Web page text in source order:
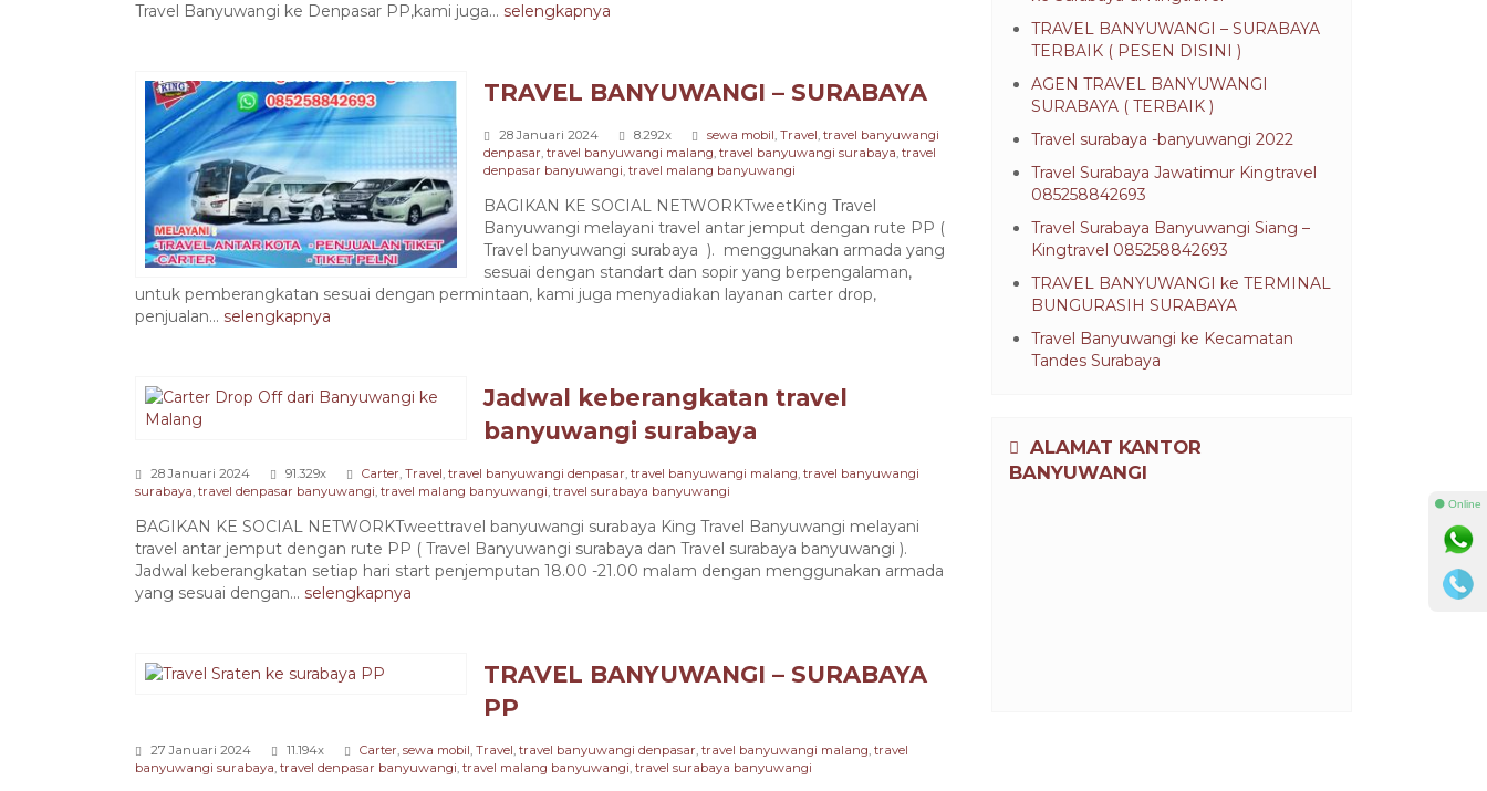
Travel Banyuwangi ke Denpasar PP,kami juga... selengkapnya
TRAVEL BANYUWANGI – SURABAYA
28 Januari 2024 8.292x sewa mobil, Travel, travel banyuwangi
denpasar, travel banyuwangi malang, travel banyuwangi surabaya, travel
denpasar banyuwangi, travel malang banyuwangi
BAGIKAN KE SOCIAL NETWORKTweetKing Travel
Banyuwangi melayani travel antar jemput dengan rute PP (
Travel banyuwangi surabaya ). menggunakan armada yang
sesuai dengan standart dan sopir yang berpengalaman,
untuk pemberangkatan sesuai dengan permintaan, kami juga menyadiakan layanan carter drop,
penjualan... selengkapnya
Jadwal keberangkatan travel
banyuwangi surabaya
28 Januari 2024 91.329x Carter, Travel, travel banyuwangi denpasar, travel banyuwangi malang, travel banyuwangi
surabaya, travel denpasar banyuwangi, travel malang banyuwangi, travel surabaya banyuwangi
BAGIKAN KE SOCIAL NETWORKTweettravel banyuwangi surabaya King Travel Banyuwangi melayani
travel antar jemput dengan rute PP ( Travel Banyuwangi surabaya dan Travel surabaya banyuwangi ).
Jadwal keberangkatan setiap hari start penjemputan 18.00 -21.00 malam dengan menggunakan armada
yang sesuai dengan... selengkapnya
TRAVEL BANYUWANGI – SURABAYA
PP
27 Januari 2024 11.194x Carter, sewa mobil, Travel, travel banyuwangi denpasar, travel banyuwangi malang, travel
banyuwangi surabaya, travel denpasar banyuwangi, travel malang banyuwangi, travel surabaya banyuwangi
TERBAIK ( PESEN DISINI )
SURABAYA ( TERBAIK )
085258842693
Kingtravel 085258842693
BUNGURASIH SURABAYA
Tandes Surabaya
BANYUWANGI
⚫ Online